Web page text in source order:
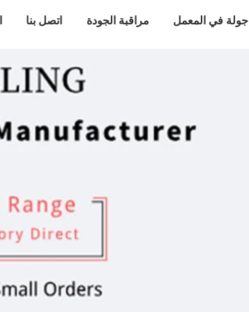
جولة في المعمل مراقبة الجودة اتصل بنا